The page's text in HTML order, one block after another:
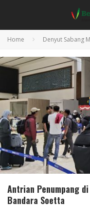
Home Denyut Sabang
Antrian Penumpang
Bandara Soetta